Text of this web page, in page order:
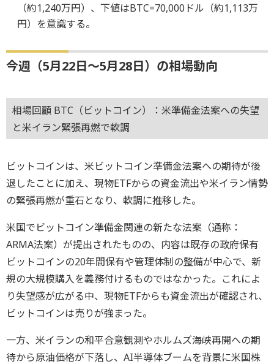
（約1,240万円）、下値はBTC=70,000ドル（約1,113万
円）を意識する。
今週（5月22日～5月28日）の相場動向
相場回顧 BTC（ビットコイン）：米準備金法案への失望
と米イラン緊張再燃で軟調
ビットコインは、米ビットコイン準備金法案への期待が後
退したことに加え、現物ETFからの資金流出や米イラン情勢
の緊張再燃が重石となり、軟調に推移した。
米国でビットコイン準備金関連の新たな法案（通称：
ARMA法案）が提出されたものの、内容は既存の政府保有
ビットコインの20年間保有や管理体制の整備が中心で、新
規の大規模購入を義務付けるものではなかった。これによ
り失望感が広がる中、現物ETFからも資金流出が確認され、
ビットコインは売りが強まった。
一方、米イランの和平合意観測やホルムズ海峡再開への期
待から原油価格が下落し、AI半導体ブームを背景に米国株